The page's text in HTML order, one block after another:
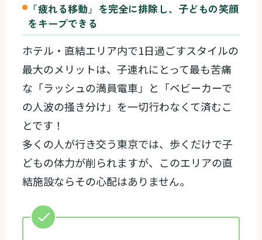
「疲れる移動」を完全に排除し、子どもの笑顔
をキープできる
ホテル・直結エリア内で1日過ごすスタイルの
最大のメリットは、子連れにとって最も苦痛
な「ラッシュの満員電車」と「ベビーカーで
の人波の掻き分け」を一切行わなくて済むこ
とです！
多くの人が行き交う東京では、歩くだけで子
どもの体力が削られますが、このエリアの直
結施設ならその心配はありません。